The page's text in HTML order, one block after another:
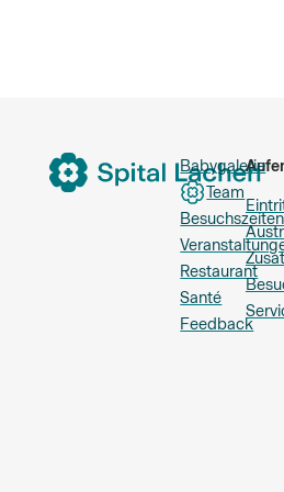
Babygalerie
Team
Besuchszeiten
Restaurant
Santé
Feedback